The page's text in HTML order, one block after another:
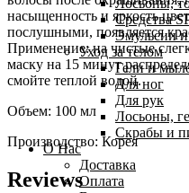
Лосьоны,
Средства
Эмульсии
Уход за телом
Гели и
Для ног
Для рук
Лосьоны,
Скрабы и
О Нас
Доставка
Оплата
насыщенность и яркость
послушными, появляется
Применение: на чистые
маску на 15 минут
смойте теплой водой.
Объем: 100 мл
Производство: Корея
Reviews